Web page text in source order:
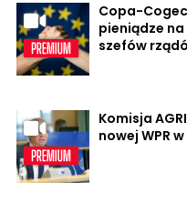
Copa-
pieniądze
szefów
Komisja
nowej WPR